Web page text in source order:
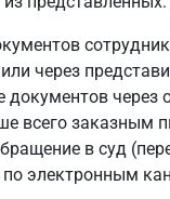
через
документов через
всего заказным
в суд
электронным